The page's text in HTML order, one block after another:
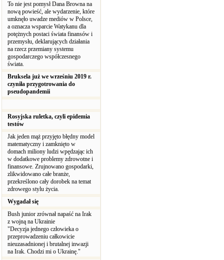
To nie jest pomysł Dana Browna na
nową powieść, ale wydarzenie, które
umknęło uwadze mediów w Polsce,
a oznacza wsparcie Watykanu dla
potężnych postaci świata finansów i
przemysłu, deklarujących działania
na rzecz przemiany systemu
gospodarczego współczesnego
świata.
Bruksela już we wrześniu 2019 r.
czyniła przygotrowania do
pseudopandemii
Rosyjska ruletka, czyli epidemia
testów
Jak jeden mąż przyjęto błędny model
matematyczny i zamknięto w
domach miliony ludzi wpędzając ich
w dodatkowe problemy zdrowotne i
finansowe. Zrujnowano gospodarki,
zlikwidowano całe branże,
przekreślono cały dorobek na temat
zdrowego stylu życia.
Wygadał się
Bush junior zrównał napaść na Irak
z wojną na Ukrainie
"Decyzja jednego człowieka o
przeprowadzeniu całkowicie
nieuzasadnionej i brutalnej inwazji
na Irak. Chodzi mi o Ukrainę."